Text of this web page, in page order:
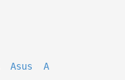
Asus
A